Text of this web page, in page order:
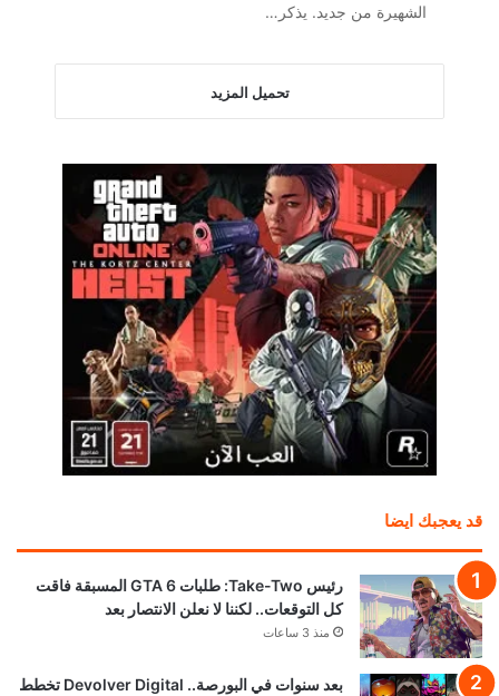
الشهيرة من جديد. يذكر…
تحميل المزيد
قد يعجبك ايضا
رئيس Take-Two: طلبات GTA 6 المسبقة فاقت
كل التوقعات.. لكننا لا نعلن الانتصار بعد
منذ 3 ساعات
بعد سنوات في البورصة.. Devolver Digital تخطط